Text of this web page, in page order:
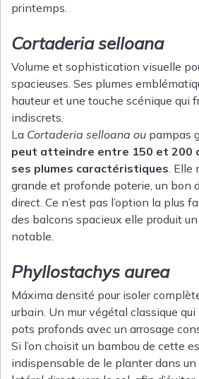
printemps.
Cortaderia selloana
Volume et sophistication visuelle
spacieuses. Ses plumes
hauteur et une touche scénique qui
indiscrets.
La Cortaderia selloana ou pampas
peut atteindre entre 150 et 200
ses plumes caractéristiques .
grande et profonde poterie, un bon
direct. Ce n’est pas l’option la plus
des balcons spacieux elle produit
notable.
Phyllostachys aurea
Máxima densité pour isoler
urbain. Un mur végétal classique
pots profonds avec un arrosage
Si l’on choisit un bambou de cette
indispensable de le planter dans